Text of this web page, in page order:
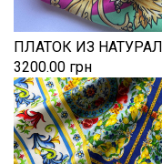
ПЛАТОК ИЗ
3200.00 грн